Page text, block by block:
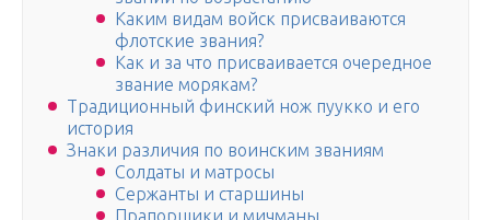
Каким видам войск присваиваются
флотские звания?
Как и за что присваивается очередное
звание морякам?
Традиционный финский нож пуукко и его
история
Знаки различия по воинским званиям
Солдаты и матросы
Сержанты и старшины
Прапорщики и мичманы